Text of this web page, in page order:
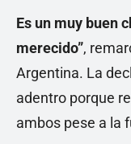
Es un muy buen
merecido”,
Argentina. La
adentro porque
ambos pese a la